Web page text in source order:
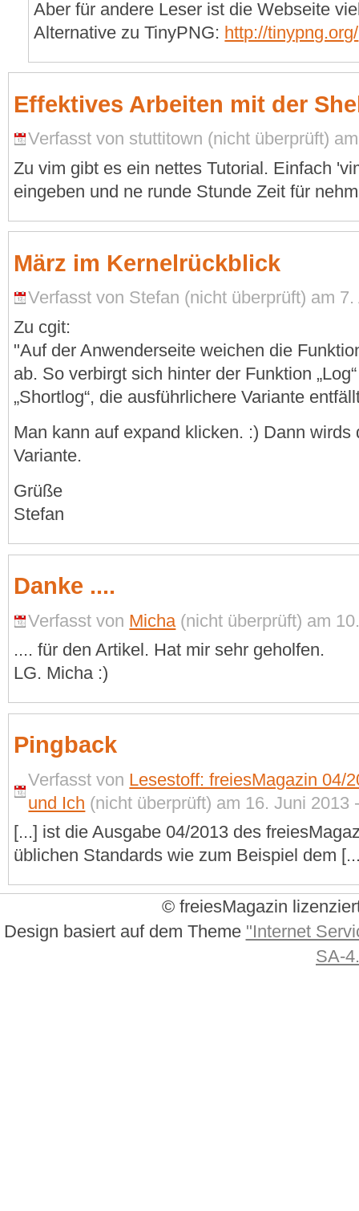
Aber für andere Leser ist die Webseite
Alternative zu TinyPNG: http://tinypng.org/
Effektives Arbeiten mit der
Verfasst von stuttitown (nicht überprüft)
Zu vim gibt es ein nettes Tutorial. Einfach
eingeben und ne runde Stunde Zeit für
März im Kernelrückblick
Verfasst von Stefan (nicht überprüft) am
Zu cgit:
"Auf der Anwenderseite weichen die
ab. So verbirgt sich hinter der Funktion
„Shortlog“, die ausführlichere Variante
Man kann auf expand klicken. :) Dann wirds
Variante.
Grüße
Stefan
Danke ....
Verfasst von Micha (nicht überprüft) am
.... für den Artikel. Hat mir sehr geholfen.
LG. Micha :)
Pingback
Verfasst von Lesestoff: freiesMagazin 04/
und Ich (nicht überprüft) am 16. Juni 2013
[...] ist die Ausgabe 04/2013 des
üblichen Standards wie zum Beispiel dem
© freiesMagazin
Design basiert auf dem Theme "Internet
SA-